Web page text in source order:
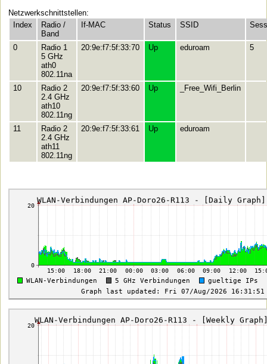
Netzwerkschnittstellen:
Index
Radio /
Band
If-MAC Status SSID
0
Radio 1
5 GHz
ath0
802.11na
20:9e:f7:5f:33:70 Up eduroam 5
10
Radio 2
2.4 GHz
ath10
802.11ng
20:9e:f7:5f:33:60 Up _Free_Wifi_Berlin
11
Radio 2
2.4 GHz
ath11
802.11ng
20:9e:f7:5f:33:61 Up eduroam